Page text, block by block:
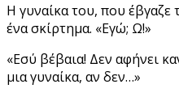
Η γυναίκα του, που έβγαζε
ένα σκίρτημα. «Εγώ; Ω!»
«Εσύ βέβαια! Δεν αφήνει
μια γυναίκα, αν δεν…»